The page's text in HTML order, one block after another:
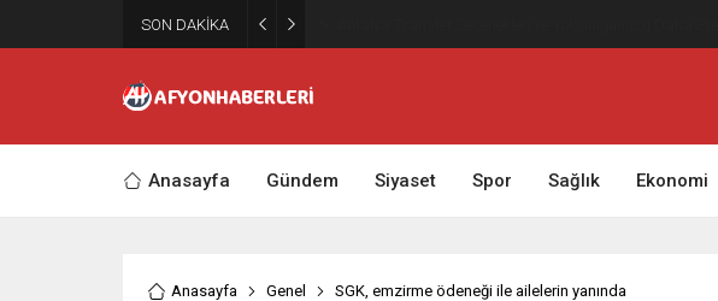
SON DAKİKA
Anasayfa Gündem Siyaset Spor Sağlık Ekonomi
Anasayfa Genel SGK, emzirme ödeneği ile ailelerin yanında